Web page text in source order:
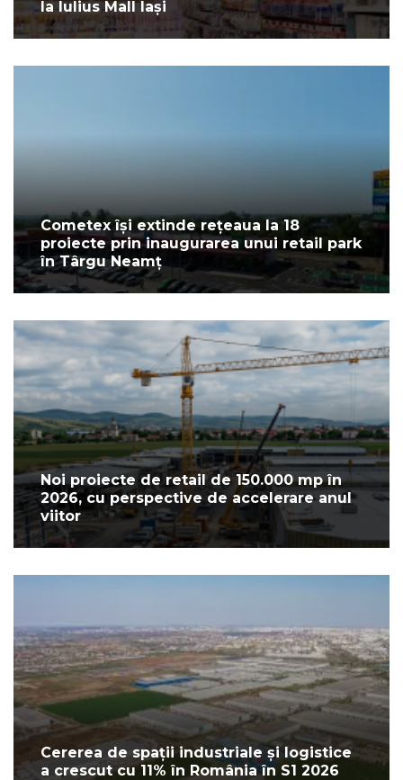
la Iulius Mall Iași
Cometex își extinde rețeaua la 18
proiecte prin inaugurarea unui retail park
în Târgu Neamț
Noi proiecte de retail de 150.000 mp în
2026, cu perspective de accelerare anul
viitor
Cererea de spații industriale și logistice
a crescut cu 11% în România în S1 2026